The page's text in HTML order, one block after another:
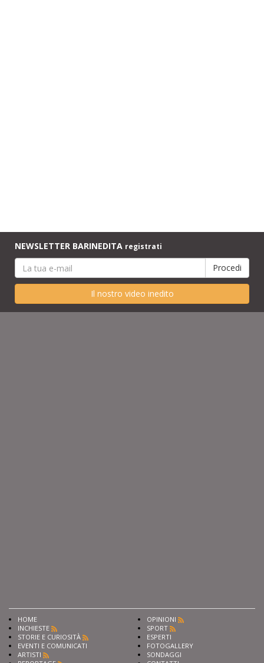
NEWSLETTER BARINEDITA registrati
Il nostro video inedito
HOME
INCHIESTE
STORIE E CURIOSITÀ
EVENTI E COMUNICATI
ARTISTI
OPINIONI
SPORT
ESPERTI
FOTOGALLERY
SONDAGGI